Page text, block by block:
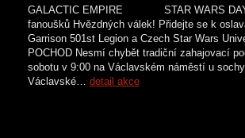
GALACTIC EMPIRE STAR WARS DAY
fanoušků Hvězdných válek! Přidejte se k
Garrison 501st Legion a Czech Star Wars
POCHOD Nesmí chybět tradiční zahajovací
sobotu v 9:00 na Václavském náměstí u
Václavské… detail akce